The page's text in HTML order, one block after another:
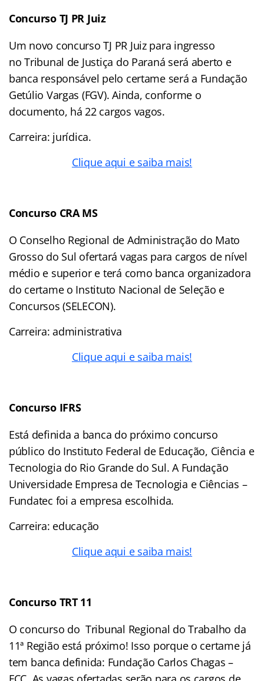
Concurso TJ PR Juiz
Um novo concurso TJ PR Juiz para ingresso
no Tribunal de Justiça do Paraná será aberto e
banca responsável pelo certame será a Fundação
Getúlio Vargas (FGV). Ainda, conforme o
documento, há 22 cargos vagos.
Carreira: jurídica.
Clique aqui e saiba mais!
Concurso CRA MS
O Conselho Regional de Administração do Mato
Grosso do Sul ofertará vagas para cargos de nível
médio e superior e terá como banca organizadora
do certame o Instituto Nacional de Seleção e
Concursos (SELECON).
Carreira: administrativa
Clique aqui e saiba mais!
Concurso IFRS
Está definida a banca do próximo concurso
público do Instituto Federal de Educação, Ciência e
Tecnologia do Rio Grande do Sul. A Fundação
Universidade Empresa de Tecnologia e Ciências –
Fundatec foi a empresa escolhida.
Carreira: educação
Clique aqui e saiba mais!
Concurso TRT 11
O concurso do Tribunal Regional do Trabalho da
11ª Região está próximo! Isso porque o certame já
tem banca definida: Fundação Carlos Chagas –